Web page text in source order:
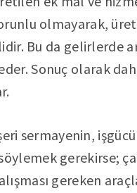
olmayarak,
Bu da gelirlerde
Sonuç olarak
sermayenin,
gerekirse;
gereken